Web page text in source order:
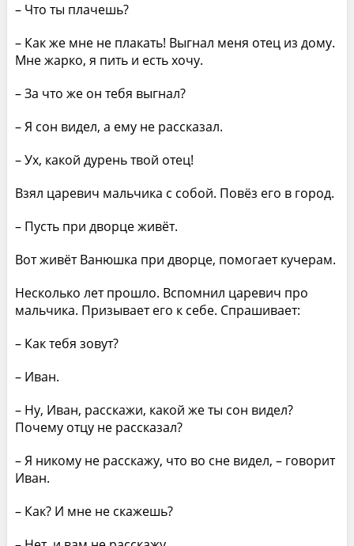
– Что ты плачешь?
– Как же мне не плакать! Выгнал меня отец из дому.
Мне жарко, я пить и есть хочу.
– За что же он тебя выгнал?
– Я сон видел, а ему не рассказал.
– Ух, какой дурень твой отец!
Взял царевич мальчика с собой. Повёз его в город.
– Пусть при дворце живёт.
Вот живёт Ванюшка при дворце, помогает кучерам.
Несколько лет прошло. Вспомнил царевич про
мальчика. Призывает его к себе. Спрашивает:
– Как тебя зовут?
– Иван.
– Ну, Иван, расскажи, какой же ты сон видел?
Почему отцу не рассказал?
– Я никому не расскажу, что во сне видел, – говорит
Иван.
– Как? И мне не скажешь?